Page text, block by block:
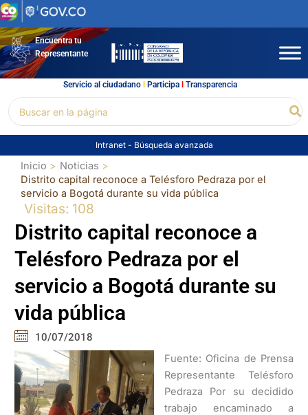
Ir
al
contenidoEncuentra tu
Representante
Servicio al ciudadano l Participal Transparencia
por:
Intranet - Búsqueda avanzada
Inicio
Noticias
Distrito capital reconoce a Telésforo Pedraza por el
servicio a Bogotá durante su vida pública
Visitas: 108
Distrito capital reconoce a
Telésforo Pedraza por el
servicio a Bogotá durante su
vida pública
10/07/2018
Fuente: Oficina de Prensa
Representante Telésforo
Pedraza Por su decidido
trabajo encaminado a